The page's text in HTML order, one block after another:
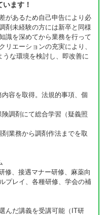
ます！
があるため自己申告により必
剤未経験の方には新卒と同様
識を深めてから業務を行って
リエーションの充実により、
な環境を検討し、即改善に
内容を取得。法規的事項、個
険調剤にて総合学習（疑義照
業務から調剤作法までを取
修、接遇マナー研修、麻薬向
プレイ、各種研修、学会の補
んだ講義を受講可能（IT研